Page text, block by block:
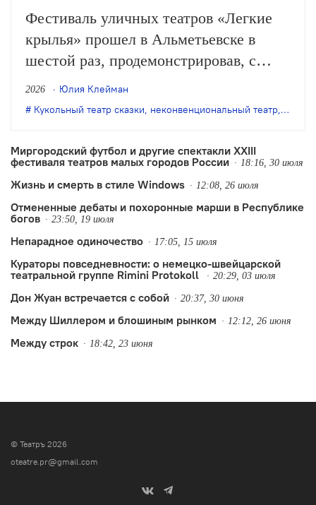
Фестиваль уличных театров «Легкие
крылья» прошел в Альметьевске в
шестой раз, продемонстрировав, с
одной стороны, особое качество
выращенной фестивалем аудитории, с
тренды.
2026
Юлия Клейман
Кукольный театр сказки, неконвенциональный театр, театр
Миргородский футбол и другие спектакли XXIII
фестиваля театров малых городов России
18:16, 30 июля
Жизнь и смерть в стиле Windows 12:08, 26 июля
Отмененные дебаты и похоронные марши в Республике
богов
23:50, 19 июля
Непарадное одиночество 17:05, 15 июля
Кураторы повседневности: о немецко-швейцарской
театральной группе Rimini Protokoll
20:29, 03 июля
Дон Жуан встречается с собой 20:37, 30 июня
Между Шиллером и блошиным рынком 12:12, 26 июня
Между строк 18:42, 23 июня
© Театръ 2026
oteatre.pr@gmail.com